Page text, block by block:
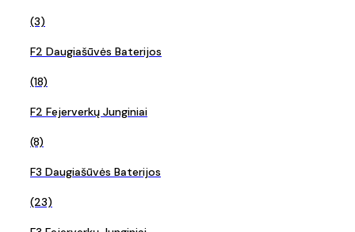
(3)
F2 Daugiašūvės Baterijos
(18)
F2 Fejerverkų Junginiai
(8)
F3 Daugiašūvės Baterijos
(23)